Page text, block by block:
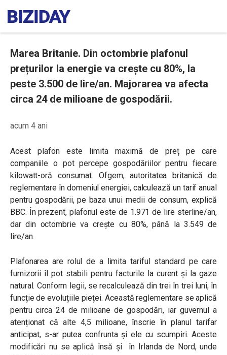
Marea Britanie. Din octombrie plafonul
prețurilor la energie va crește cu 80%, la
peste 3.500 de lire/an. Majorarea va afecta
circa 24 de milioane de gospodării.
acum 4 ani
Acest plafon este limita maximă de preț pe care
companiile o pot percepe gospodăriilor pentru fiecare
kilowatt-oră consumat. Ofgem, autoritatea britanică de
reglementare în domeniul energiei, calculează un tarif anual
pentru gospodării, pe baza unui medii de consum, explică
BBC. În prezent, plafonul este de 1.971 de lire sterline/an,
dar din octombrie va crește cu 80%, până la 3.549 de
lire/an.
Plafonarea are rolul de a limita tariful standard pe care
furnizorii îl pot stabili pentru facturile la curent și la gaze
natural. Conform legii, se recalculează din trei în trei luni, în
funcție de evoluțiile pieței.Această reglementare se aplică
pentru circa 24 de milioane de gospodări, iar guvernul a
atenționat că alte 4,5 milioane, înscrie în planul tarifar
anticipat, s-ar putea confrunta și ele cu scumpiri. Aceste
modificări nu se aplică însă și în Irlanda de Nord, unde